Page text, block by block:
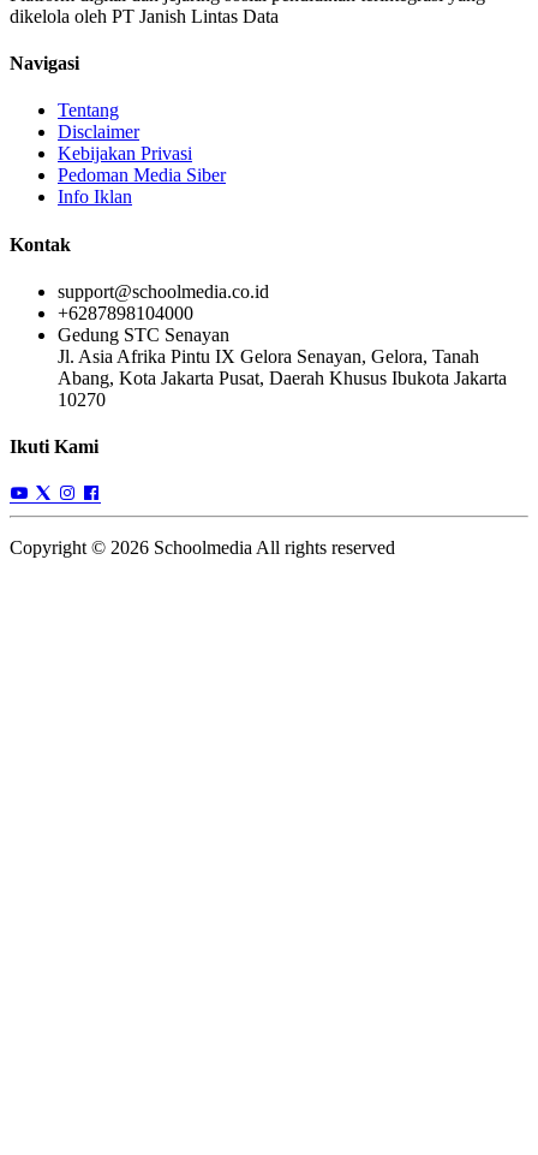
dikelola oleh PT Janish Lintas Data
Navigasi
Tentang
Disclaimer
Kebijakan Privasi
Pedoman Media Siber
Info Iklan
Kontak
support@schoolmedia.co.id
+6287898104000
Gedung STC Senayan
Jl. Asia Afrika Pintu IX Gelora Senayan, Gelora, Tanah
Abang, Kota Jakarta Pusat, Daerah Khusus Ibukota Jakarta
10270
Ikuti Kami
Copyright © 2026 Schoolmedia All rights reserved